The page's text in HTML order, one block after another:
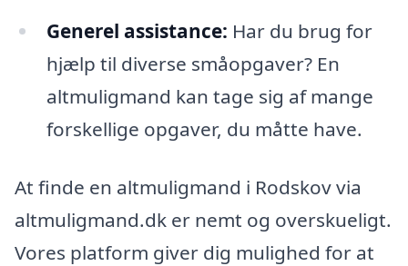
Generel assistance: Har du brug for
hjælp til diverse småopgaver? En
altmuligmand kan tage sig af mange
forskellige opgaver, du måtte have.
At finde en altmuligmand i Rodskov via
altmuligmand.dk er nemt og overskueligt.
Vores platform giver dig mulighed for at